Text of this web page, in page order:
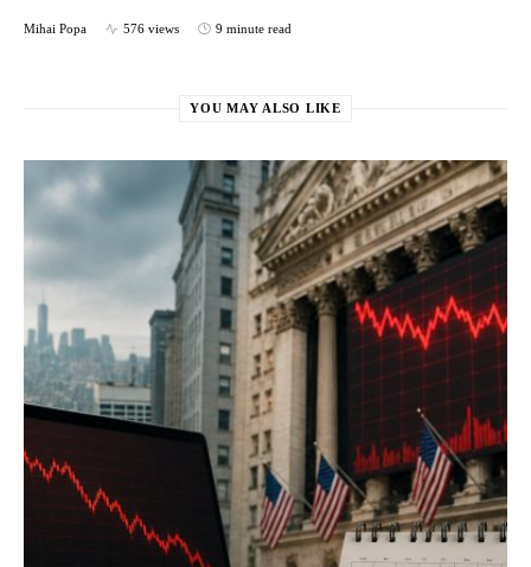
Mihai Popa 576 views 9 minute read
YOU MAY ALSO LIKE